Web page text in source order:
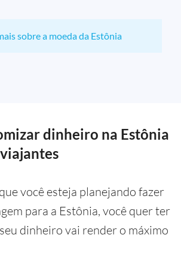
sobre a moeda da Estônia
dinheiro na Estônia
você esteja planejando fazer
para a Estônia, você quer ter
dinheiro vai render o máximo